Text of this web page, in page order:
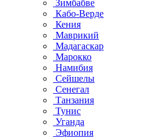
Зимбабве
Кабо-Верде
Кения
Маврикий
Мадагаскар
Марокко
Намибия
Сейшелы
Сенегал
Танзания
Тунис
Уганда
Эфиопия